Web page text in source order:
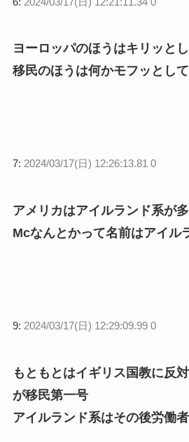
ヨーロッパのほうはキリッと
移民のほうは何かモフッとし
7: 2024/03/17(日) 12:26:13.81 0
アメリカはアイルランド系が
Mcなんとかって名前はアイル
9: 2024/03/17(日) 12:29:09.99 0
もともとはイギリス国教に反
が移民第一号
アイルランド系はその後労働